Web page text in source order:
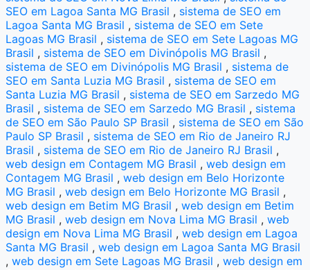
SEO em Lagoa Santa MG Brasil , sistema de SEO em
Lagoa Santa MG Brasil , sistema de SEO em Sete
Lagoas MG Brasil , sistema de SEO em Sete Lagoas MG
Brasil , sistema de SEO em Divinópolis MG Brasil ,
sistema de SEO em Divinópolis MG Brasil , sistema de
SEO em Santa Luzia MG Brasil , sistema de SEO em
Santa Luzia MG Brasil , sistema de SEO em Sarzedo MG
Brasil , sistema de SEO em Sarzedo MG Brasil , sistema
de SEO em São Paulo SP Brasil , sistema de SEO em São
Paulo SP Brasil , sistema de SEO em Rio de Janeiro RJ
Brasil , sistema de SEO em Rio de Janeiro RJ Brasil ,
web design em Contagem MG Brasil ,web design em
Contagem MG Brasil ,web design em Belo Horizonte
MG Brasil ,web design em Belo Horizonte MG Brasil ,
web design em Betim MG Brasil ,web design em Betim
MG Brasil ,web design em Nova Lima MG Brasil ,web
design em Nova Lima MG Brasil ,web design em Lagoa
Santa MG Brasil ,web design em Lagoa Santa MG Brasil
,web design em Sete Lagoas MG Brasil ,web design em